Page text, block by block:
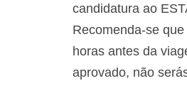
candidatura ao
Recomenda-se
horas antes da
aprovado, não